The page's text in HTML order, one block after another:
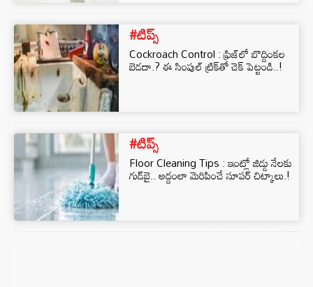
#టిప్స్
Cockroach Control : ఫ్రిజ్‌లో బొద్దింకల
బెడదా.? ఈ సింపుల్ ట్రిక్‌తో చెక్‌ పెట్టండి..!
#టిప్స్
Floor Cleaning Tips : ఇంట్లో జిడ్డు నేలకు
గుడ్‌బై.. అద్దంలా మెరిపించే సూపర్ చిట్కాలు.!